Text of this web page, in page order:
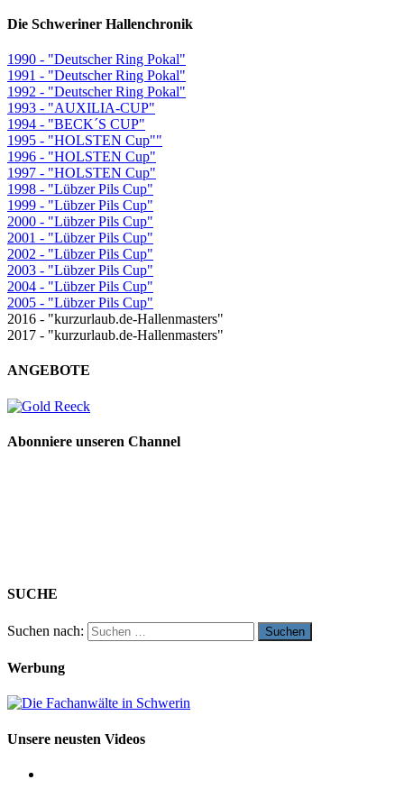
Die Schweriner Hallenchronik
1990 - "Deutscher Ring Pokal"
1991 - "Deutscher Ring Pokal"
1992 - "Deutscher Ring Pokal"
1993 - "AUXILIA-CUP"
1994 - "BECK´S CUP"
1995 - "HOLSTEN Cup""
1996 - "HOLSTEN Cup"
1997 - "HOLSTEN Cup"
1998 - "Lübzer Pils Cup"
1999 - "Lübzer Pils Cup"
2000 - "Lübzer Pils Cup"
2001 - "Lübzer Pils Cup"
2002 - "Lübzer Pils Cup"
2003 - "Lübzer Pils Cup"
2004 - "Lübzer Pils Cup"
2005 - "Lübzer Pils Cup"
2016 - "kurzurlaub.de-Hallenmasters"
2017 - "kurzurlaub.de-Hallenmasters"
ANGEBOTE
Abonniere unseren Channel
SUCHE
Suchen nach:
Werbung
Unsere neusten Videos